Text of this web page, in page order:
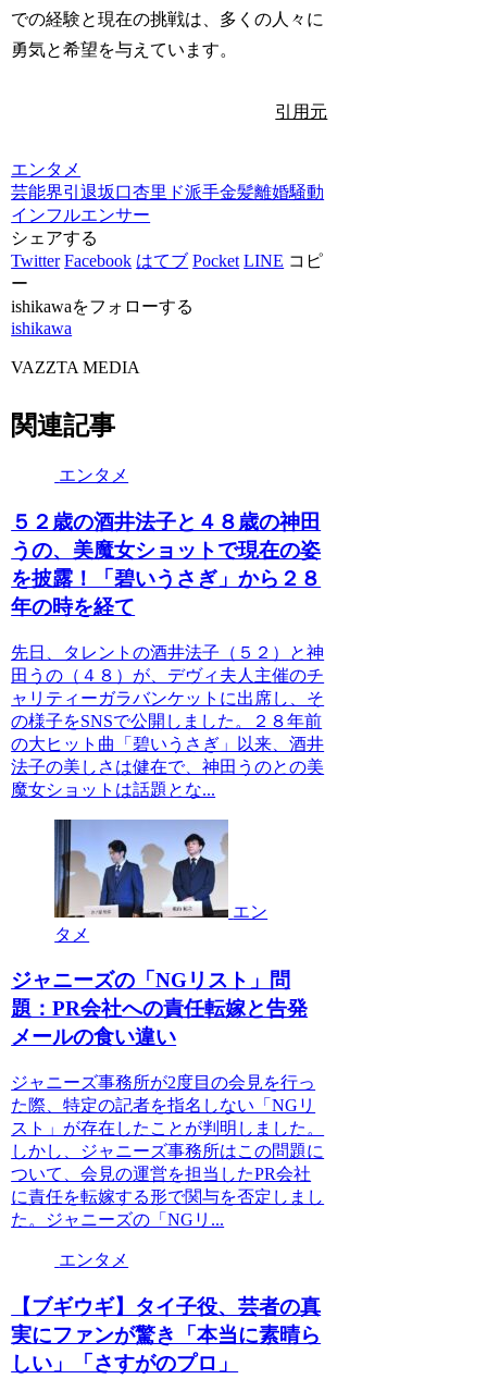
での経験と現在の挑戦は、多くの人々に
勇気と希望を与えています。
引用元
エンタメ
芸能界引退坂口杏里 ド派手金髪離婚騒動
インフルエンサー
シェアする
Twitter Facebook はてブ Pocket LINE コピ
ー
ishikawaをフォローする
ishikawa
VAZZTA MEDIA
関連記事
エンタメ
５２歳の酒井法子と４８歳の神田
うの、美魔女ショットで現在の姿
を披露！「碧いうさぎ」から２８
年の時を経て
先日、タレントの酒井法子（５２）と神
田うの（４８）が、デヴィ夫人主催のチ
ャリティーガラバンケットに出席し、そ
の様子をSNSで公開しました。２８年前
の大ヒット曲「碧いうさぎ」以来、酒井
法子の美しさは健在で、神田うのとの美
魔女ショットは話題とな...
エン
タメ
ジャニーズの「NGリスト」問
題：PR会社への責任転嫁と告発
メールの食い違い
ジャニーズ事務所が2度目の会見を行っ
た際、特定の記者を指名しない「NGリ
スト」が存在したことが判明しました。
しかし、ジャニーズ事務所はこの問題に
ついて、会見の運営を担当したPR会社
に責任を転嫁する形で関与を否定しまし
た。ジャニーズの「NGリ...
エンタメ
【ブギウギ】タイ子役、芸者の真
実にファンが驚き「本当に素晴ら
しい」「さすがのプロ」